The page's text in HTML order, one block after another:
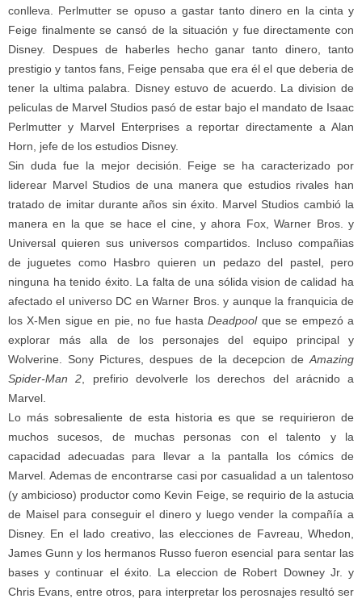
conlleva. Perlmutter se opuso a gastar tanto dinero en la cinta y
Feige finalmente se cansó de la situación y fue directamente con
Disney. Despues de haberles hecho ganar tanto dinero, tanto
prestigio y tantos fans, Feige pensaba que era él el que deberia de
tener la ultima palabra. Disney estuvo de acuerdo. La division de
peliculas de Marvel Studios pasó de estar bajo el mandato de Isaac
Perlmutter y Marvel Enterprises a reportar directamente a Alan
Horn, jefe de los estudios Disney.
Sin duda fue la mejor decisión. Feige se ha caracterizado por
liderear Marvel Studios de una manera que estudios rivales han
tratado de imitar durante años sin éxito. Marvel Studios cambió la
manera en la que se hace el cine, y ahora Fox, Warner Bros. y
Universal quieren sus universos compartidos. Incluso compañias
de juguetes como Hasbro quieren un pedazo del pastel, pero
ninguna ha tenido éxito. La falta de una sólida vision de calidad ha
afectado el universo DC en Warner Bros. y aunque la franquicia de
los X-Men sigue en pie, no fue hastaDeadpoolque se empezó a
explorar más alla de los personajes del equipo principal y
Wolverine. Sony Pictures, despues de la decepcion deAmazing
Spider-Man 2, prefirio devolverle los derechos del arácnido a
Marvel.
Lo más sobresaliente de esta historia es que se requirieron de
muchos sucesos, de muchas personas con el talento y la
capacidad adecuadas para llevar a la pantalla los cómics de
Marvel. Ademas de encontrarse casi por casualidad a un talentoso
(y ambicioso) productor como Kevin Feige, se requirio de la astucia
de Maisel para conseguir el dinero y luego vender la compañía a
Disney. En el lado creativo, las elecciones de Favreau, Whedon,
James Gunn y los hermanos Russo fueron esencial para sentar las
bases y continuar el éxito. La eleccion de Robert Downey Jr. y
Chris Evans, entre otros, para interpretar los perosnajes resultó ser